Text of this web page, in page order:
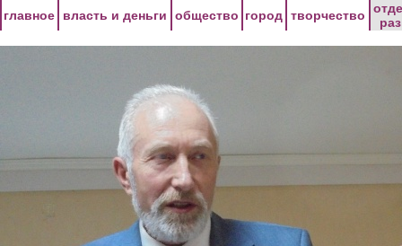
главное власть и деньги общество город творчество